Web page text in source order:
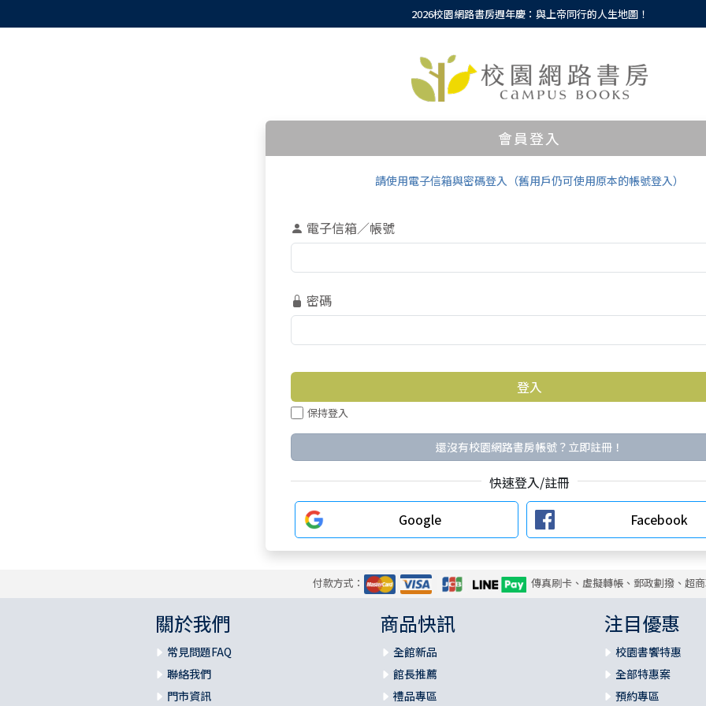
2026校園網路書房週年慶：與上帝同行的人生地圖！
會員登入
請使用電子信箱與密碼登入（舊用戶仍可使用原本的帳號登入）
電子信箱／帳號
密碼
保持登入
還沒有校園網路書房帳號？立即註冊！
快速登入/註冊
Google
Facebook
付款方式： 傳真刷卡、虛擬轉帳、郵政劃撥、超
關於我們
常見問題FAQ
聯絡我們
門市資訊
商品快訊
全館新品
館長推薦
禮品專區
注目優惠
校園書饗特惠
全部特惠案
預約專區